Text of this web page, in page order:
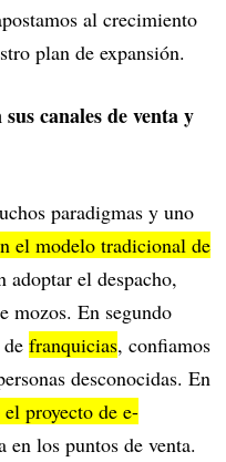
al crecimiento
plan de expansión.
canales de venta y
paradigmas y uno
el modelo tradicional de
adoptar el despacho,
mozos. En segundo
franquicias, confiamos
desconocidas. En
el proyecto de e-
en los puntos de venta.